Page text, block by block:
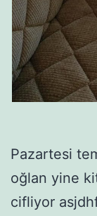
Pazartesi
oğlan yine
cifliyor